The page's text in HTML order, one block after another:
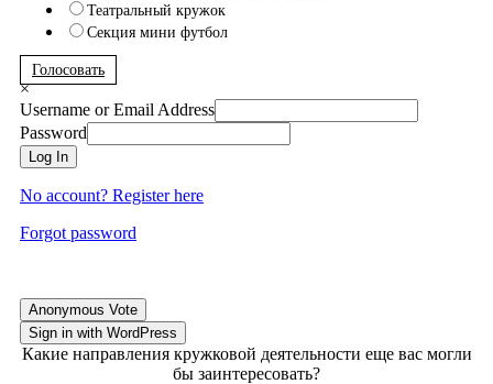
Театральный кружок
Секция мини футбол
Голосовать
×
Username or Email Address
Password
Log In
No account? Register here
Forgot password
Anonymous Vote
Sign in with WordPress
Какие направления кружковой деятельности еще вас могли
бы заинтересовать?